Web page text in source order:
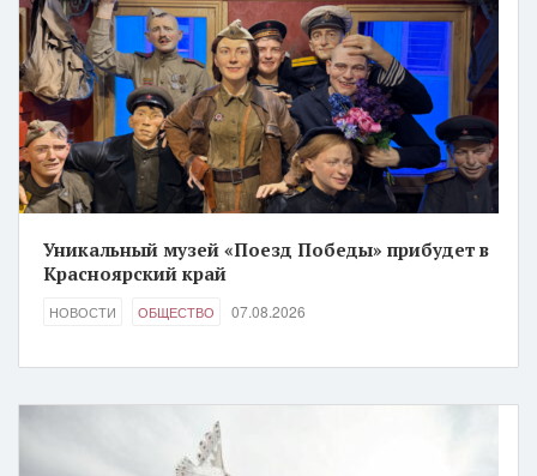
Уникальный музей «Поезд Победы» прибудет в
Красноярский край
НОВОСТИ ОБЩЕСТВО 07.08.2026